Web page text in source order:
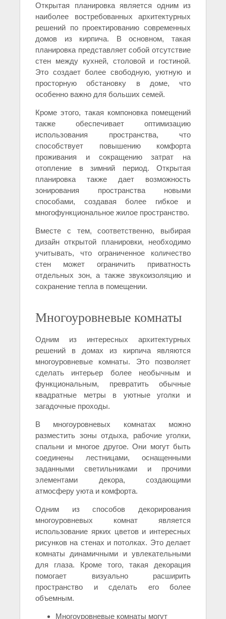
Открытая планировка является одним из
наиболее востребованных архитектурных
решений по проектированию современных
домов из кирпича. В основном, такая
планировка представляет собой отсутствие
стен между кухней, столовой и гостиной.
Это создает более свободную, уютную и
просторную обстановку в доме, что
особенно важно для больших семей.
Кроме этого, такая компоновка помещений
также обеспечивает оптимизацию
использования пространства, что
способствует повышению комфорта
проживания и сокращению затрат на
отопление в зимний период. Открытая
планировка также дает возможность
зонирования пространства новыми
способами, создавая более гибкое и
многофункциональное жилое пространство.
Вместе с тем, соответственно, выбирая
дизайн открытой планировки, необходимо
учитывать, что ограниченное количество
стен может ограничить приватность
отдельных зон, а также звукоизоляцию и
сохранение тепла в помещении.
Многоуровневые комнаты
Одним из интересных архитектурных
решений в домах из кирпича являются
многоуровневые комнаты. Это позволяет
сделать интерьер более необычным и
функциональным, превратить обычные
квадратные метры в уютные уголки и
загадочные проходы.
В многоуровневых комнатах можно
разместить зоны отдыха, рабочие уголки,
спальни и многое другое. Они могут быть
соединены лестницами, оснащенными
заданными светильниками и прочими
элементами декора, создающими
атмосферу уюта и комфорта.
Одним из способов декорирования
многоуровневых комнат является
использование ярких цветов и интересных
рисунков на стенах и потолках. Это делает
комнаты динамичными и увлекательными
для глаза. Кроме того, такая декорация
помогает визуально расширить
пространство и сделать его более
объемным.
Многоуровневые комнаты могут